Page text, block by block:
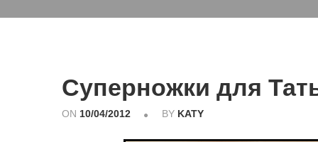
Суперножки для
ON 10/04/2012 BY KATY